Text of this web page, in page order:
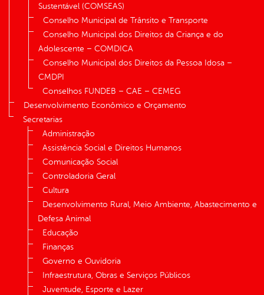
Sustentável (COMSEAS)
Conselho Municipal de Trânsito e Transporte
Conselho Municipal dos Direitos da Criança e do
Adolescente – COMDICA
Conselho Municipal dos Direitos da Pessoa Idosa –
CMDPI
Conselhos FUNDEB – CAE – CEMEG
Desenvolvimento Econômico e Orçamento
Secretarias
Administração
Assistência Social e Direitos Humanos
Comunicação Social
Controladoria Geral
Cultura
Desenvolvimento Rural, Meio Ambiente, Abastecimento e
Defesa Animal
Educação
Finanças
Governo e Ouvidoria
Infraestrutura, Obras e Serviços Públicos
Juventude, Esporte e Lazer